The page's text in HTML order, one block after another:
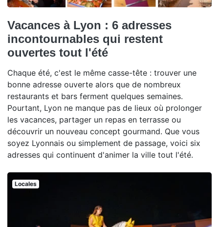
Vacances à Lyon : 6 adresses
incontournables qui restent
ouvertes tout l'été
Chaque été, c'est le même casse-tête : trouver une
bonne adresse ouverte alors que de nombreux
restaurants et bars ferment quelques semaines.
Pourtant, Lyon ne manque pas de lieux où prolonger
les vacances, partager un repas en terrasse ou
découvrir un nouveau concept gourmand. Que vous
soyez Lyonnais ou simplement de passage, voici six
adresses qui continuent d'animer la ville tout l'été.
Locales